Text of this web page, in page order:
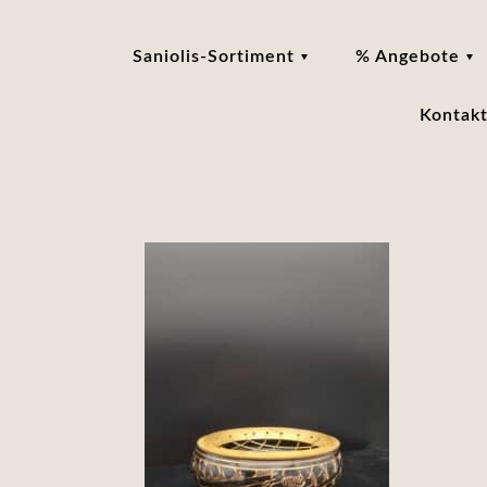
Saniolis-Sortiment % Angebote
Kontakt